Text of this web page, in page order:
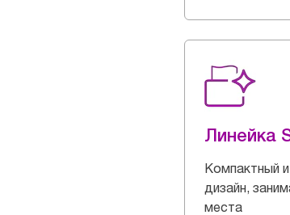
Линейка
Компактный
дизайн,
места